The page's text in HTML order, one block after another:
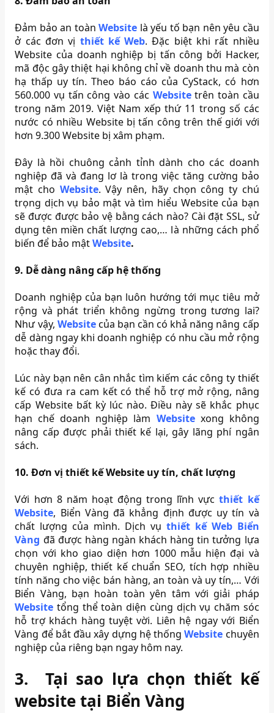
Đảm bảo an toànWebsite là yếu tố bạn nên yêu cầu
ở các đơn vị thiết kế Web. Đặc biệt khi rất nhiều
Website của doanh nghiệp bị tấn công bởi Hacker,
mã độc gây thiệt hại không chỉ về doanh thu mà còn
hạ thấp uy tín. Theo báo cáo của CyStack, có hơn
560.000 vụ tấn công vào các Websitetrên toàn cầu
trong năm 2019. Việt Nam xếp thứ 11 trong số các
nước có nhiều Website bị tấn công trên thế giới với
hơn 9.300 Website bị xâm phạm.
Đây là hồi chuông cảnh tỉnh dành cho các doanh
nghiệp đã và đang lơ là trong việc tăng cường bảo
mật cho Website. Vậy nên, hãy chọn công ty chú
trọng dịch vụ bảo mật và tìm hiểu Website của bạn
sẽ được được bảo vệ bằng cách nào? Cài đặt SSL, sử
dụng tên miền chất lượng cao,… là những cách phổ
biến để bảo mậtWebsite.
9. Dễ dàng nâng cấp hệ thống
Doanh nghiệp của bạn luôn hướng tới mục tiêu mở
rộng và phát triển không ngừng trong tương lai?
Như vậy, Websitecủa bạn cần có khả năng nâng cấp
dễ dàng ngay khi doanh nghiệp có nhu cầu mở rộng
hoặc thay đổi.
Lúc này bạn nên cân nhắc tìm kiếm các công ty thiết
kế có đưa ra cam kết có thể hỗ trợ mở rộng, nâng
cấp Website bất kỳ lúc nào. Điều này sẽ khắc phục
hạn chế doanh nghiệp làm Websitexong không
nâng cấp được phải thiết kế lại, gây lãng phí ngân
sách.
10. Đơn vị thiết kế Website uy tín, chất lượng
Với hơn 8 năm hoạt động trong lĩnh vựcthiết kế
Website, Biển Vàng đã khẳng định được uy tín và
chất lượng của mình. Dịch vụ thiết kế Web Biển
Vàng đã được hàng ngàn khách hàng tin tưởng lựa
chọn với kho giao diện hơn 1000 mẫu hiện đại và
chuyên nghiệp, thiết kế chuẩn SEO, tích hợp nhiều
tính năng cho việc bán hàng, an toàn và uy tín,… Với
Biển Vàng, bạn hoàn toàn yên tâm với giải pháp
Website tổng thể toàn diện cùng dịch vụ chăm sóc
hỗ trợ khách hàng tuyệt vời. Liên hệ ngay với Biển
Vàng để bắt đầu xây dựng hệ thốngWebsite chuyên
nghiệp của riêng bạn ngay hôm nay.
3.
Tại sao lựa chọn thiết kế
website tại Biển Vàng